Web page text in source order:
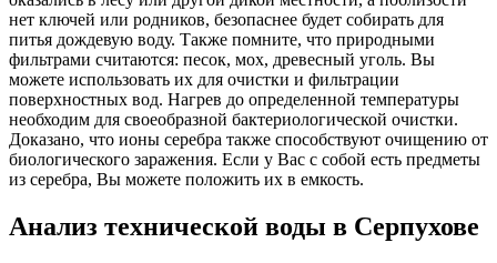
нет ключей или родников, безопаснее будет собирать для
питья дождевую воду. Также помните, что природными
фильтрами считаются: песок, мох, древесный уголь. Вы
можете использовать их для очистки и фильтрации
поверхностных вод. Нагрев до определенной температуры
необходим для своеобразной бактериологической очистки.
Доказано, что ионы серебра также способствуют очищению от
биологического заражения. Если у Вас с собой есть предметы
из серебра, Вы можете положить их в емкость.
Анализ технической воды в Серпухове